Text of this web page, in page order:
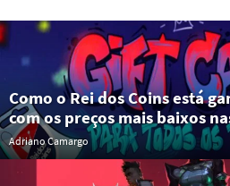
Como o Rei dos Coins está
com os preços mais baixos
Adriano Camargo